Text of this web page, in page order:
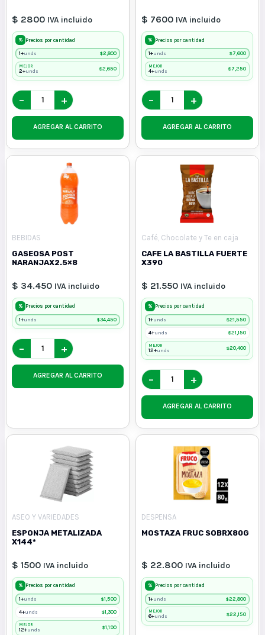
$ 2800 IVA incluido
% Precios por cantidad
1+unds $2,800
MEJOR
2+unds $2,650
− +
AGREGAR AL CARRITO
$ 7600 IVA incluido
% Precios por cantidad
1+unds $7,600
MEJOR
4+unds $7,250
− +
AGREGAR AL CARRITO
BEBIDAS
GASEOSA POST
NARANJAX2.5×8
$ 34.450 IVA incluido
% Precios por cantidad
1+unds $34,450
− +
AGREGAR AL CARRITO
Café, Chocolate y Te en caja
CAFE LA BASTILLA FUERTE
X390
$ 21.550 IVA incluido
% Precios por cantidad
1+unds $21,550
4+unds $21,150
MEJOR
12+unds $20,400
− +
AGREGAR AL CARRITO
ASEO Y VARIEDADES
ESPONJA METALIZADA
X144*
$ 1500 IVA incluido
% Precios por cantidad
1+unds $1,500
4+unds $1,300
MEJOR
12+unds $1,190
DESPENSA
MOSTAZA FRUC SOBRX80G
$ 22.800 IVA incluido
% Precios por cantidad
1+unds $22,800
MEJOR
6+unds $22,150